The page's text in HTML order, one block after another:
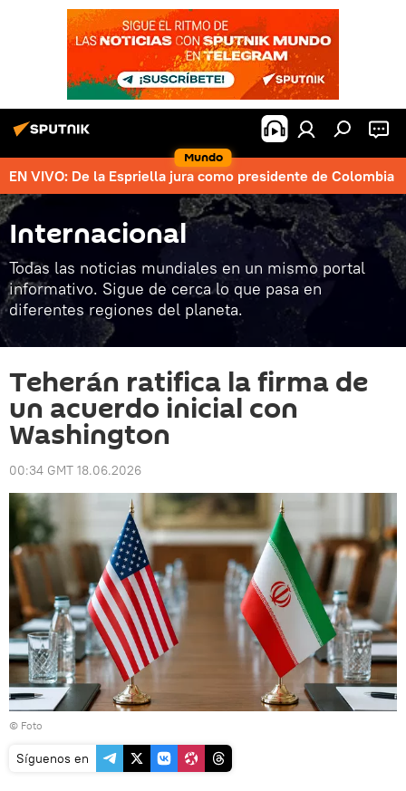
Mundo
EN VIVO: De la Espriella jura como presidente de Colombia
Internacional
Todas las noticias mundiales en un mismo portal
informativo. Sigue de cerca lo que pasa en
diferentes regiones del planeta.
Teherán ratifica la firma de
un acuerdo inicial con
Washington
00:34 GMT 18.06.2026
© Foto
Síguenos en